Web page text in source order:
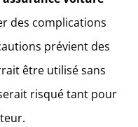
des complications
prévient des
être utilisé sans
risqué tant pour